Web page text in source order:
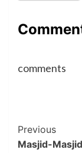
comments
Post
Previous
Masjid-